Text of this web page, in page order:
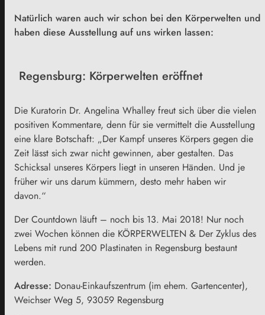
Natürlich waren auch wir schon bei den Körperwelten und
haben diese Ausstellung auf uns wirken lassen:
Regensburg: Körperwelten eröffnet
Die Kuratorin Dr. Angelina Whalley freut sich über die vielen
positiven Kommentare, denn für sie vermittelt die Ausstellung
eine klare Botschaft: „Der Kampf unseres Körpers gegen die
Zeit lässt sich zwar nicht gewinnen, aber gestalten. Das
Schicksal unseres Körpers liegt in unseren Händen. Und je
früher wir uns darum kümmern, desto mehr haben wir
davon.“
Der Countdown läuft – noch bis 13. Mai 2018! Nur noch
zwei Wochen können die KÖRPERWELTEN & Der Zyklus des
Lebens mit rund 200 Plastinaten in Regensburg bestaunt
werden.
Adresse: Donau-Einkaufszentrum (im ehem. Gartencenter),
Weichser Weg 5, 93059 Regensburg